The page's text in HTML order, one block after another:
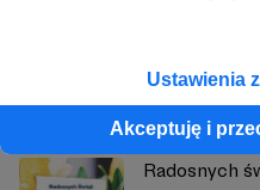
Ustawienia
Akceptuję i
Zobacz również
Radosnych